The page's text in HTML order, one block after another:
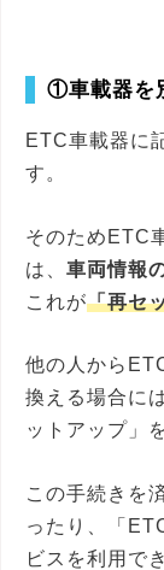
①車載器を
ETC車載器に
す。
そのためETC
は、 車両情報
これが「再セ
他の人から
換える場合に
ットアップ」
この手続きを
ったり、「
ビスを利用で